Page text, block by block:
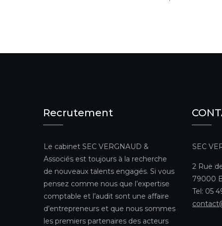
Recrutement
Le cabinet SEC VERGNAUD &
Associés est toujours à la recherche
de nouveaux talents engagés. Si vous
pensez comme nous que l’expertise
comptable et l’audit sont une affaire
d’entrepreneurs et que nous sommes
les premiers partenaires des acteurs
SEC
2 Rue
79000
Tel: 05